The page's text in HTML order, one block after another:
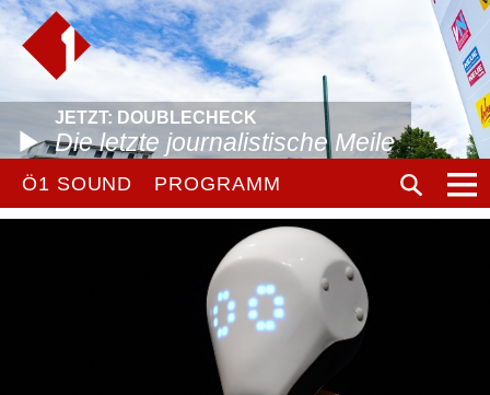
JETZT: DOUBLECHECK
Die letzte journalistische Meile
Ö1 SOUND PROGRAMM